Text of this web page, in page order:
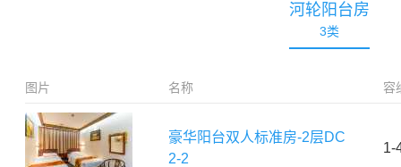
河轮阳台房
3类
图片 名称 容
豪华阳台双人标准房-2层DC
2-2
1-